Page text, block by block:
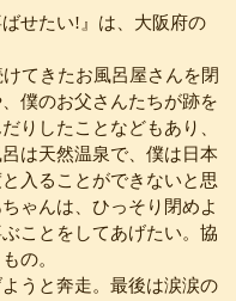
せたい!』は、大阪府の
てきたお風呂屋さんを閉
僕のお父さんたちが跡を
りしたことなどもあり、
は天然温泉で、僕は日本
入ることができないと思
ゃんは、ひっそり閉めよ
ことをしてあげたい。協
の。
うと奔走。最後は涙涙の